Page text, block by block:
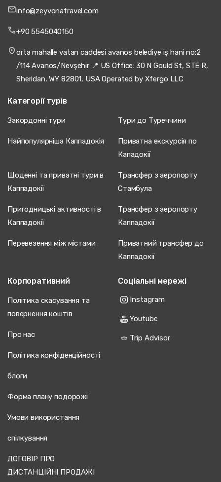
info@zeyvonatravel.com
+90 5545040150
orta mahalle vatan caddesi avanos belediye iş hani no:2
/114 Avanos/Nevşehir 📍 US Office: 30 N Gould St, STE R,
Sheridan, WY 82801, USA Operated by Xfergo LLC
Категорії турів
Закордонні тури Тури до Туреччини
Найпопулярніша Каппадокія
Приватна екскурсія по
Кападокії
Щоденні та приватні тури в
Каппадокії
Трансфер з аеропорту
Стамбула
Пригодницькі активності в
Каппадокії
Трансфер з аеропорту
Каппадокії
Перевезення між містами
Приватний трансфер до
Каппадокії
Корпоративний
Політика скасування та
повернення коштів
Про нас
Політика конфіденційності
блоги
Форма плану подорожі
Умови використання
спілкування
ДОГОВІР ПРО
ДИСТАНЦІЙНІ ПРОДАЖІ
Соціальні мережі
Instagram
Youtube
Trip Advisor